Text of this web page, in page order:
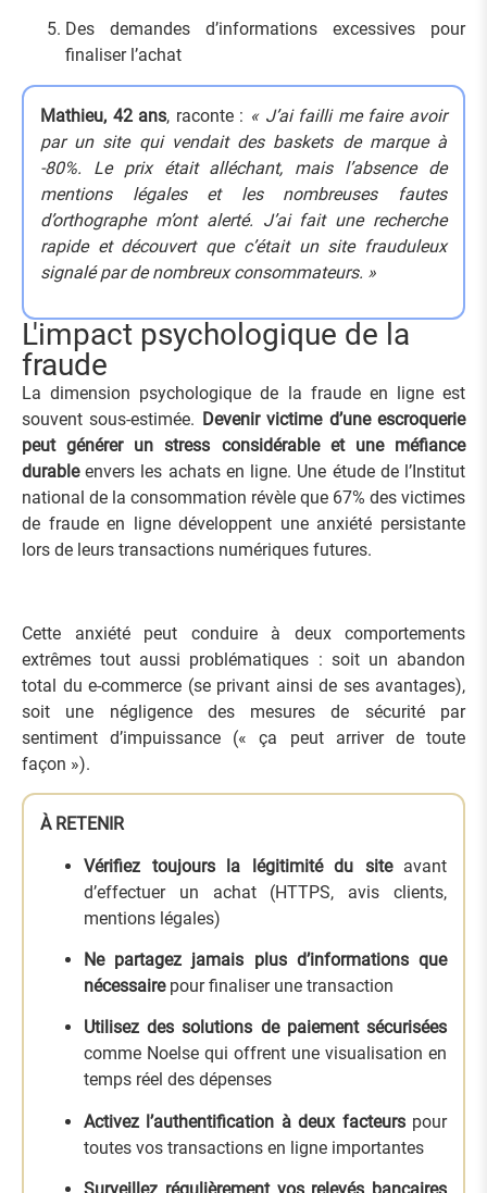
Des demandes d’informations excessives pour
finaliser l’achat
Mathieu, 42 ans, raconte : « J’ai failli me faire avoir
par un site qui vendait des baskets de marque à
-80%. Le prix était alléchant, mais l’absence de
mentions légales et les nombreuses fautes
d’orthographe m’ont alerté. J’ai fait une recherche
rapide et découvert que c’était un site frauduleux
signalé par de nombreux consommateurs. »
L'impact psychologique de la
fraude
La dimension psychologique de la fraude en ligne est
souvent sous-estimée. Devenir victime d’une escroquerie
peut générer un stress considérable et une méfiance
durableenvers les achats en ligne. Une étude de l’Institut
national de la consommation révèle que 67% des victimes
de fraude en ligne développent une anxiété persistante
lors de leurs transactions numériques futures.
Cette anxiété peut conduire à deux comportements
extrêmes tout aussi problématiques : soit un abandon
total du e-commerce (se privant ainsi de ses avantages),
soit une négligence des mesures de sécurité par
sentiment d’impuissance (« ça peut arriver de toute
façon »).
À RETENIR
Vérifiez toujours la légitimité du siteavant
d’effectuer un achat (HTTPS, avis clients,
mentions légales)
Ne partagez jamais plus d’informations que
nécessairepour finaliser une transaction
Utilisez des solutions de paiement sécurisées
comme Noelse qui offrent une visualisation en
temps réel des dépenses
Activez l’authentification à deux facteurspour
toutes vos transactions en ligne importantes